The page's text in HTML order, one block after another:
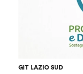
GIT LAZIO SUD